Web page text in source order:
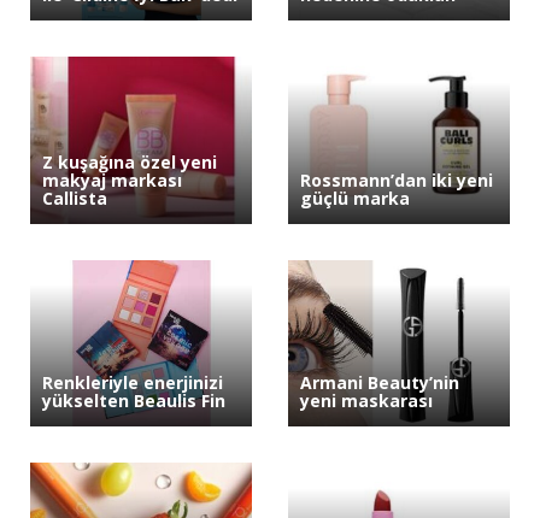
Z kuşağına özel yeni
makyaj markası
Callista
Rossmann’dan iki yeni
güçlü marka
Renkleriyle enerjinizi
yükselten Beaulis Fin
Armani Beauty’nin
yeni maskarası